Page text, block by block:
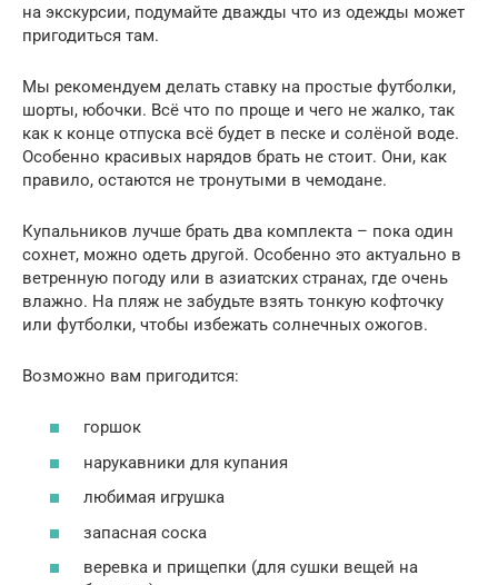
на экскурсии, подумайте дважды что из одежды может
пригодиться там.
Мы рекомендуем делать ставку на простые футболки,
шорты, юбочки. Всё что по проще и чего не жалко, так
как к конце отпуска всё будет в песке и солёной воде.
Особенно красивых нарядов брать не стоит. Они, как
правило, остаются не тронутыми в чемодане.
Купальников лучше брать два комплекта – пока один
сохнет, можно одеть другой. Особенно это актуально в
ветренную погоду или в азиатских странах, где очень
влажно. На пляж не забудьте взять тонкую кофточку
или футболки, чтобы избежать солнечных ожогов.
Возможно вам пригодится:
горшок
нарукавники для купания
любимая игрушка
запасная соска
веревка и прищепки (для сушки вещей на